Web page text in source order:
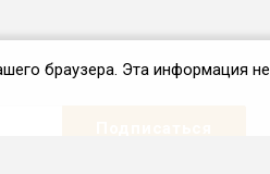
браузера. Эта информация не